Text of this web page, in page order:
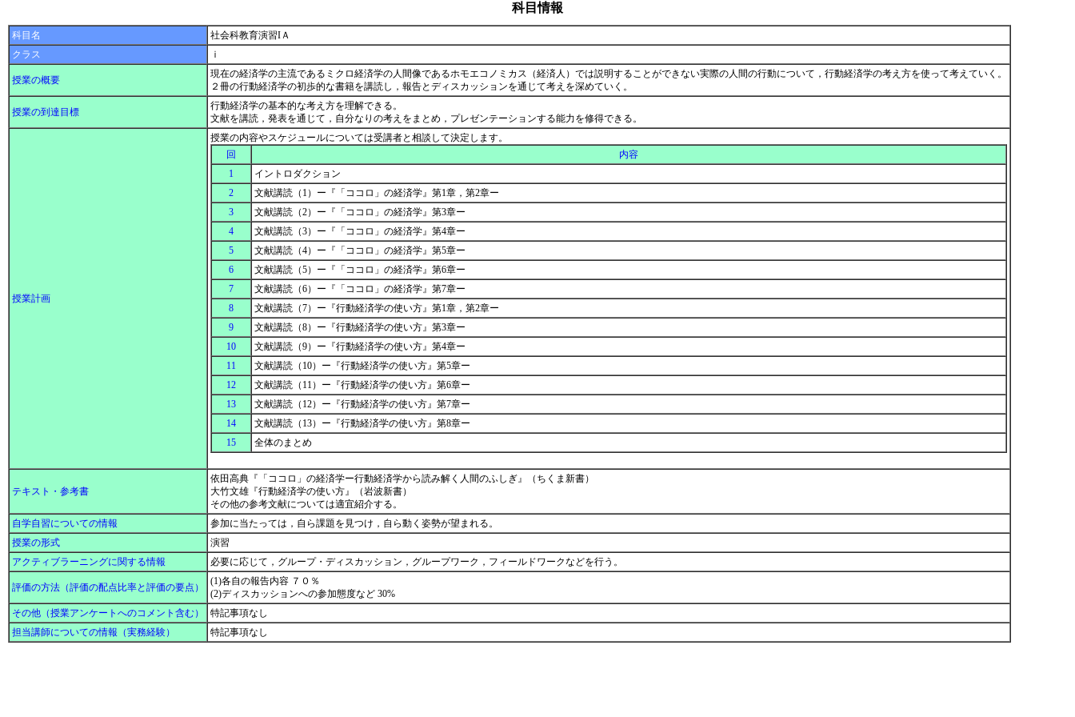
科目情報
科目名
社会科教育演習IＡ
クラス
ｉ
授業の概要
現在の経済学の主流であるミクロ経済学の人間像であるホモエコノミカス（経済人）では説明することができない実際の人間の行動について，行動経済学の考え方を使って考えていく。
２冊の行動経済学の初歩的な書籍を講読し，報告とディスカッションを通じて考えを深めていく。
授業の到達目標
行動経済学の基本的な考え方を理解できる。
文献を講読，発表を通じて，自分なりの考えをまとめ，プレゼンテーションする能力を修得できる。
授業計画
授業の内容やスケジュールについては受講者と相談して決定します。
回
内容
1
イントロダクション
2
文献講読（1）ー『「ココロ」の経済学』第1章，第2章ー
3
文献講読（2）ー『「ココロ」の経済学』第3章ー
4
文献講読（3）ー『「ココロ」の経済学』第4章ー
5
文献講読（4）ー『「ココロ」の経済学』第5章ー
6
文献講読（5）ー『「ココロ」の経済学』第6章ー
7
文献講読（6）ー『「ココロ」の経済学』第7章ー
8
文献講読（7）ー『行動経済学の使い方』第1章，第2章ー
9
文献講読（8）ー『行動経済学の使い方』第3章ー
10
文献講読（9）ー『行動経済学の使い方』第4章ー
11
文献講読（10）ー『行動経済学の使い方』第5章ー
12
文献講読（11）ー『行動経済学の使い方』第6章ー
13
文献講読（12）ー『行動経済学の使い方』第7章ー
14
文献講読（13）ー『行動経済学の使い方』第8章ー
15
全体のまとめ
テキスト・参考書
依田高典『「ココロ」の経済学ー行動経済学から読み解く人間のふしぎ』（ちくま新書）
大竹文雄『行動経済学の使い方』（岩波新書）
その他の参考文献については適宜紹介する。
自学自習についての情報
参加に当たっては，自ら課題を見つけ，自ら動く姿勢が望まれる。
授業の形式
演習
アクティブラーニングに関する情報
必要に応じて，グループ・ディスカッション，グループワーク，フィールドワークなどを行う。
評価の方法（評価の配点比率と評価の要点）
(1)各自の報告内容 ７０％
(2)ディスカッションへの参加態度など 30%
その他（授業アンケートへのコメント含む）
特記事項なし
担当講師についての情報（実務経験）
特記事項なし